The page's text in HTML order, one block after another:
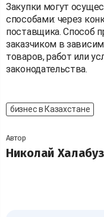
Закупки могут
способами: через
поставщика. Способ
заказчиком в
товаров, работ или
законодательства.
бизнес в Казахстане
Автор
Николай